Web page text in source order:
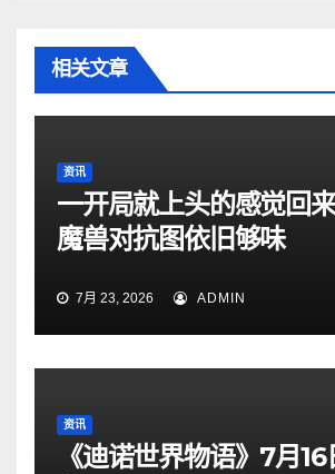
相关文章
资讯
一开局就上头的感觉回
魔兽对抗图依旧够味
7月 23, 2026 ADMIN
资讯
《迪诺世界物语》7月